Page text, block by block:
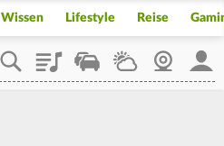
Wissen Lifestyle Reise
PlaylistStaupilotWetterWebcam